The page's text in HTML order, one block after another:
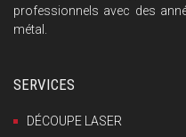
professionnels avec des
métal.
SERVICES
DÉCOUPE LASER